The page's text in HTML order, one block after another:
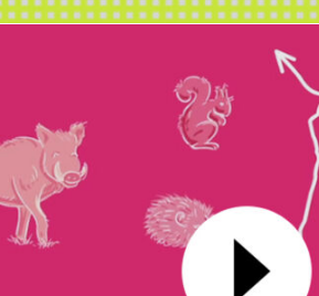
MOTION DESIGN
Client : Alienor